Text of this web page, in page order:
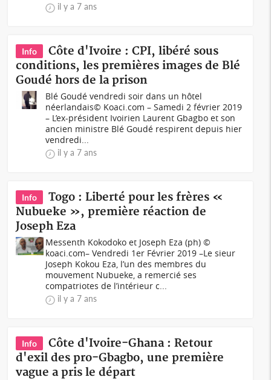
il y a 7 ans
Info
Côte d'Ivoire : CPI, libéré sous
conditions, les premières images de Blé
Goudé hors de la prison
Blé Goudé vendredi soir dans un hôtel
néerlandais© Koaci.com – Samedi 2 février 2019
– L’ex-président Ivoirien Laurent Gbagbo et son
ancien ministre Blé Goudé respirent depuis hier
vendredi...
il y a 7 ans
Info
Togo : Liberté pour les frères «
Nubueke », première réaction de
Joseph Eza
Messenth Kokodoko et Joseph Eza (ph) ©
koaci.com– Vendredi 1er Février 2019 –Le sieur
Joseph Kokou Eza, l’un des membres du
mouvement Nubueke, a remercié ses
compatriotes de l’intérieur c...
il y a 7 ans
Info
Côte d'Ivoire-Ghana : Retour
d'exil des pro-Gbagbo, une première
vague a pris le départ